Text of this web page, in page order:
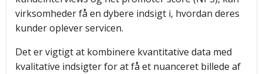
virksomheder få en dybere indsigt i, hvordan deres
kunder oplever servicen.
Det er vigtigt at kombinere kvantitative data med
kvalitative indsigter for at få et nuanceret billede af